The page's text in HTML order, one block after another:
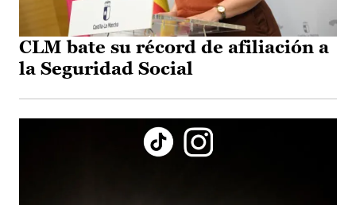
CLM bate su récord de afiliación a
la Seguridad Social